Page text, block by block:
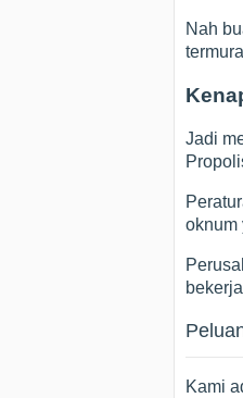
Nah
Jadi
oknum
Kami